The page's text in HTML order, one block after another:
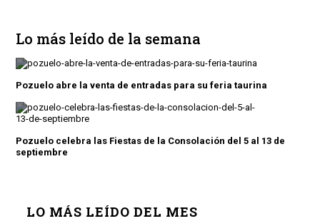
Lo más leído de la semana
Pozuelo abre la venta de entradas para su feria taurina
Pozuelo celebra las Fiestas de la Consolación del 5 al 13 de
septiembre
LO MÁS LEÍDO DEL MES